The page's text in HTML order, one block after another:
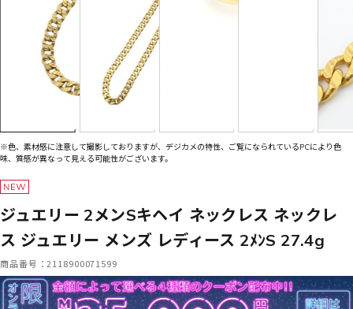
※色、素材感に注意して撮影しておりますが、デジカメの特性、ご覧になられているPCにより色
味、質感が異なって見える可能性がございます。
ジュエリー 2メンSキヘイ ネックレス ネックレ
ス ジュエリー メンズ レディース 2ﾒﾝS 27.4g
商品番号：2118900071599